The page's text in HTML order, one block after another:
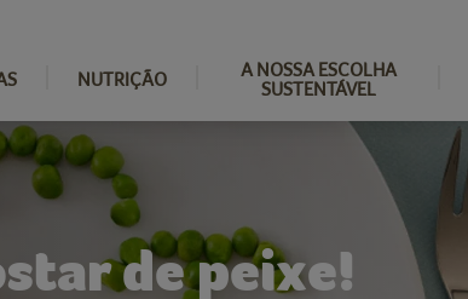
NUTRIÇÃO
A NOSSA ESCOLHA
SUSTENTÁVEL
de peixe!